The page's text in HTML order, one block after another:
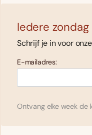
Iedere
Schrijf je in voor
E-mailadres:
Ontvang elke week de